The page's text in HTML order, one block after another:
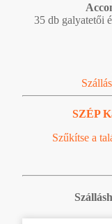
35 db galyatetői
Szállás
SZÉP
Szűkítse a